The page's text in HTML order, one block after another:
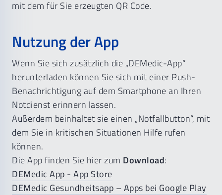
mit dem für Sie erzeugten QR Code.
Nutzung der App
Wenn Sie sich zusätzlich die „DEMedic-App“
herunterladen können Sie sich mit einer Push-
Benachrichtigung auf dem Smartphone an Ihren
Notdienst erinnern lassen.
Außerdem beinhaltet sie einen „Notfallbutton“, mit
dem Sie in kritischen Situationen Hilfe rufen
können.
Die App finden Sie hier zum Download:
‎DEMedic App - App Store
DEMedic Gesundheitsapp – Apps bei Google Play